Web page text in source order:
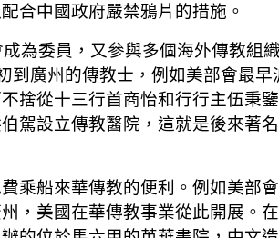
合中國政府嚴禁鴉片的措施。
為委員，又參與多個海外傳教
到廣州的傳教士，例如美部會
捨從十三行首商怡和行行主伍秉
駕設立傳教醫院，這就是後來著
乘船來華傳教的便利。例如美部
，美國在華傳教事業從此開展。